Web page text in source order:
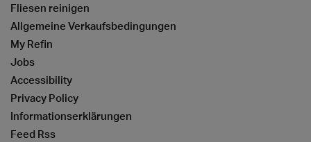
Fliesen reinigen
Allgemeine Verkaufsbedingungen
My Refin
Jobs
Accessibility
Privacy Policy
Informationserklärungen
Feed Rss